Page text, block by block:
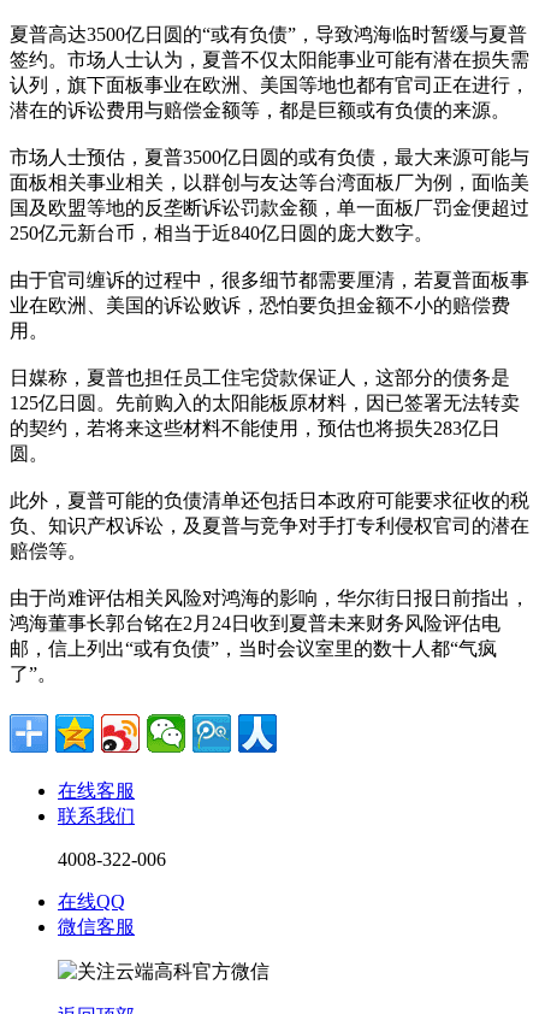
夏普高达3500亿日圆的“或有负债”，导致鸿海临时暂缓与夏普
签约。市场人士认为，夏普不仅太阳能事业可能有潜在损失需
认列，旗下面板事业在欧洲、美国等地也都有官司正在进行，
潜在的诉讼费用与赔偿金额等，都是巨额或有负债的来源。
市场人士预估，夏普3500亿日圆的或有负债，最大来源可能与
面板相关事业相关，以群创与友达等台湾面板厂为例，面临美
国及欧盟等地的反垄断诉讼罚款金额，单一面板厂罚金便超过
250亿元新台币，相当于近840亿日圆的庞大数字。
由于官司缠诉的过程中，很多细节都需要厘清，若夏普面板事
业在欧洲、美国的诉讼败诉，恐怕要负担金额不小的赔偿费
用。
日媒称，夏普也担任员工住宅贷款保证人，这部分的债务是
125亿日圆。先前购入的太阳能板原材料，因已签署无法转卖
的契约，若将来这些材料不能使用，预估也将损失283亿日
圆。
此外，夏普可能的负债清单还包括日本政府可能要求征收的税
负、知识产权诉讼，及夏普与竞争对手打专利侵权官司的潜在
赔偿等。
由于尚难评估相关风险对鸿海的影响，华尔街日报日前指出，
鸿海董事长郭台铭在2月24日收到夏普未来财务风险评估电
邮，信上列出“或有负债”，当时会议室里的数十人都“气疯
了”。
在线客服
联系我们
4008-322-006
在线QQ
微信客服